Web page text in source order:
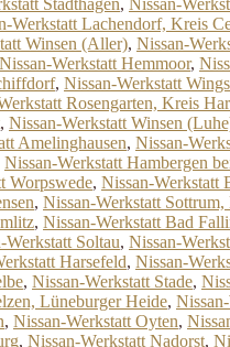
Stadthagen, Nissan-
Werkstatt Lachendorf, Kreis
Winsen (Aller), Nissan-
Nissan-Werkstatt Hemmoor,
, Nissan-Werkstatt
Rosengarten, Kreis
, Nissan-Werkstatt Winsen
Amelinghausen, Nissan-
Nissan-Werkstatt Hambergen
Worpswede, Nissan-Werkstatt
, Nissan-Werkstatt
, Nissan-Werkstatt Bad
Werkstatt Soltau, Nissan-
Harsefeld, Nissan-
, Nissan-Werkstatt Stade,
Lüneburger Heide,
, Nissan-Werkstatt Oyten,
, Nissan-Werkstatt Nadorst,